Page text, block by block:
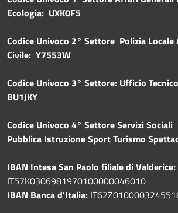
Ecologia: UXK0F5
Codice Univoco 2° Settore Polizia
Civile: Y7553W
Codice Univoco 3° Settore: Ufficio
BU1JKY
Codice Univoco 4° Settore Servizi Sociali
Pubblica Istruzione Sport Turismo
IBAN Intesa San Paolo filiale di Valderice:
IT57K0306981970100000046010
IBAN Banca d'Italia: